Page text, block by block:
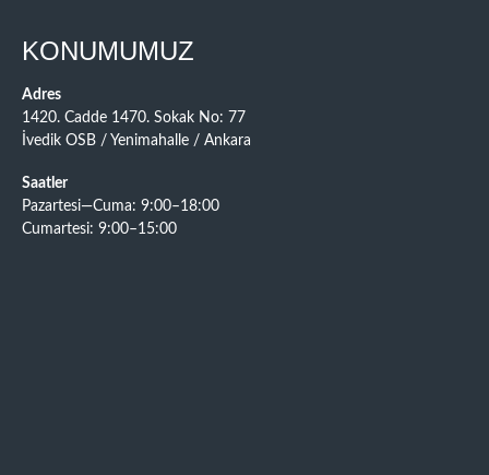
KONUMUMUZ
Adres
1420. Cadde 1470. Sokak No: 77
İvedik OSB / Yenimahalle / Ankara
Saatler
Pazartesi—Cuma: 9:00–18:00
Cumartesi: 9:00–15:00